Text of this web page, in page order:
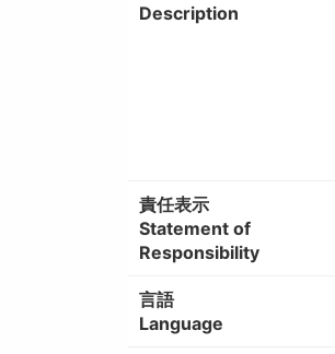
Description
責任表示
Statement of
Responsibility
言語
Language